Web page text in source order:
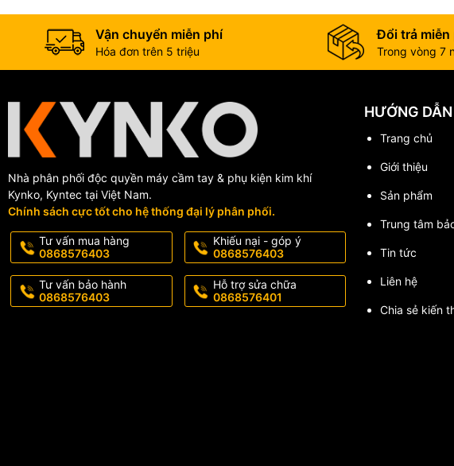
Vận chuyển miễn phí
Hóa đơn trên 5 triệu
Đổi trả miễn
Trong vòng 7
Nhà phân phối độc quyền máy cầm tay & phụ kiện kim khí
Kynko, Kyntec tại Việt Nam.
Chính sách cực tốt cho hệ thống đại lý phân phối.
Tư vấn mua hàng
0868576403
Khiếu nại - góp ý
0868576403
Tư vấn bảo hành
0868576403
Hỗ trợ sửa chữa
0868576401
HƯỚNG DẪN
Trang chủ
Giới thiệu
Sản phẩm
Trung tâm
Tin tức
Liên hệ
Chia sẻ kiến